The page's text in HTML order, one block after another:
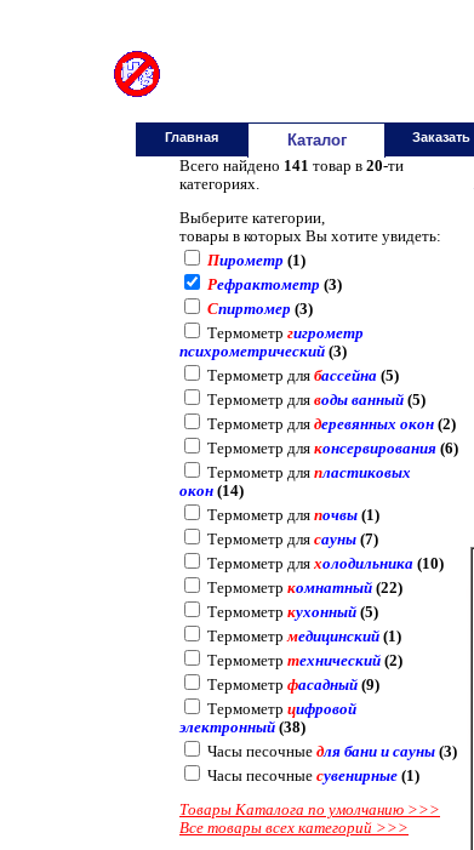
Главная Каталог Заказать
Всего найдено 141 товар в 20-ти
категориях.
Выберите категории,
товары в которых Вы хотите увидеть:
Пирометр (1)
Рефрактометр (3)
Спиртомер (3)
Термометр гигрометр
психрометрический (3)
Термометр для бассейна (5)
Термометр для воды ванный (5)
Термометр для деревянных окон (2)
Термометр для консервирования (6)
Термометр для пластиковых
окон (14)
Термометр для почвы (1)
Термометр для сауны (7)
Термометр для холодильника (10)
Термометр комнатный (22)
Термометр кухонный (5)
Термометр медицинский (1)
Термометр технический (2)
Термометр фасадный (9)
Термометр цифровой
электронный (38)
Часы песочные для бани и сауны (3)
Часы песочные сувенирные (1)
Товары Каталога по умолчанию >>>
Все товары всех категорий >>>